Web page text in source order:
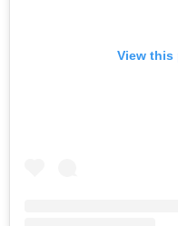
View this